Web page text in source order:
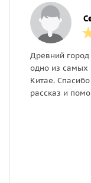
Древний город
одно из самых
Китае.
рассказ и